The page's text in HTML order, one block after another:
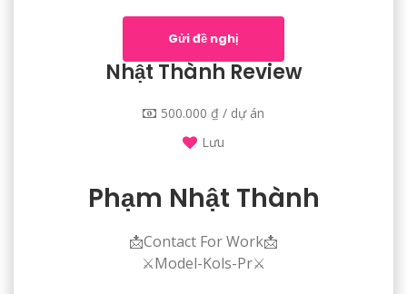
Gửi đề nghị
Nhật Thành Review
500.000 ₫ / dự án
Lưu
Phạm Nhật Thành
📩Contact For Work📩
⚔️Model-Kols-Pr⚔️